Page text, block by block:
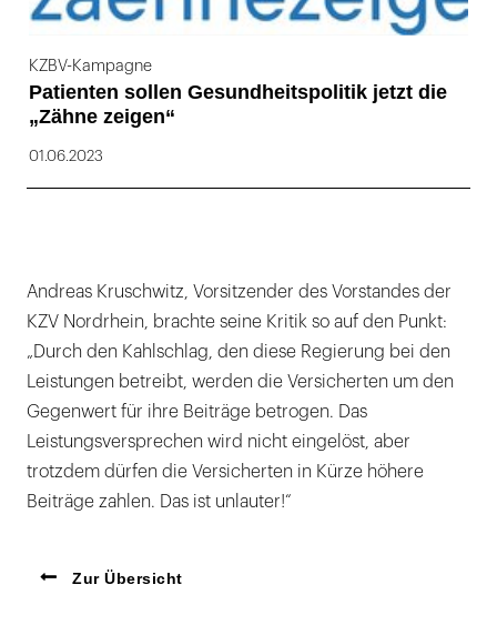
KZBV-Kampagne
Patienten sollen Gesundheitspolitik jetzt die
„Zähne zeigen“
01.06.2023
Andreas Kruschwitz, Vorsitzender des Vorstandes der
KZV Nordrhein, brachte seine Kritik so auf den Punkt:
„Durch den Kahlschlag, den diese Regierung bei den
Leistungen betreibt, werden die Versicherten um den
Gegenwert für ihre Beiträge betrogen. Das
Leistungsversprechen wird nicht eingelöst, aber
trotzdem dürfen die Versicherten in Kürze höhere
Beiträge zahlen. Das ist unlauter!“
Zur Übersicht